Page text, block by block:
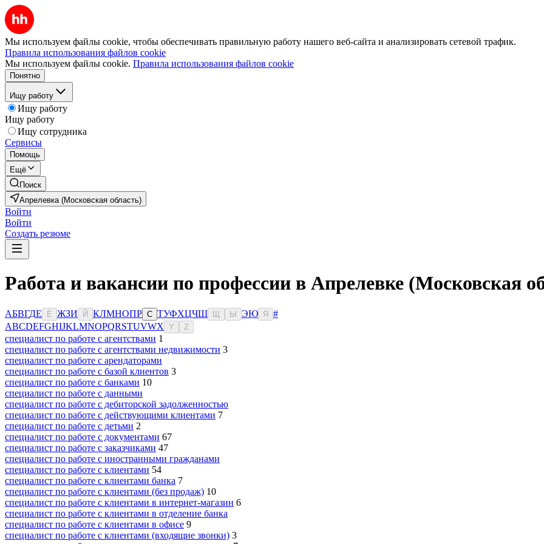
Мы используем файлы cookie, чтобы обеспечивать правильную работу нашего веб-сайта и анализировать сетевой трафик.
Правила использования файлов cookie
Мы используем файлы cookie. Правила использования файлов cookie
Понятно
Ищу работу
Ищу работу
Ищу работу
Ищу сотрудника
Сервисы
Помощь
Ещё
Поиск
Апрелевка (Московская область)
Войти
Войти
Создать резюме
Работа и вакансии по профессии в Апрелевке (Московская
АБВГДЕ Ё ЖЗИ Й КЛМНОПР С ТУФХЦЧШ Ы ЭЮ Я
#
ABCDEFGHIJKLMNOPQRSTUVWX Y Z
специалист по работе с агентствами 1
специалист по работе с агентствами недвижимости 3
специалист по работе с арендаторами
специалист по работе с базой клиентов 3
специалист по работе с банками 10
специалист по работе с данными
специалист по работе с дебиторской задолженностью
специалист по работе с действующими клиентами 7
специалист по работе с детьми 2
специалист по работе с документами 67
специалист по работе с заказчиками 47
специалист по работе с иностранными гражданами
специалист по работе с клиентами 54
специалист по работе с клиентами банка 7
специалист по работе с клиентами (без продаж) 10
специалист по работе с клиентами в интернет-магазин 6
специалист по работе с клиентами в отделение банка
специалист по работе с клиентами в офисе 9
специалист по работе с клиентами (входящие звонки) 3